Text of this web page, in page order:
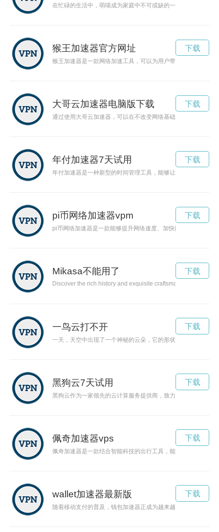
在忙碌的生活中，萌喵成为家庭中不可或缺的一员。除了增添
猴王加速器官方网址
猴王加速器是一款网络加速工具，可以为用户带来更优质的网
下载
大哥云加速器电脑版下载
通过使用大哥云加速器，可以在不改变网络基础环境的条件下
下载
年付加速器7天试用
年付加速器是一种新型的时间管理工具，能够让时间流速加快
下载
pi币网络加速器vpm
pi币网络加速器是一款能够提升网络速度、加快网络连接稳定
下载
Mikasa不能用了
Discover the rich history and exquisite craftsmanship behind
下载
一鸟云打不开
一天，天空中出现了一个神秘的云朵，它的形状像一只优雅飞
下载
黑狗云7天试用
黑狗云作为一家领先的云计算服务提供商，致力于为企业提供
下载
佩奇加速器vps
佩奇加速器是一款结合智能科技的出行工具，能够帮助用户更
下载
wallet加速器最新版
随着移动支付的普及，钱包加速器正成为越来越多消费者的首
下载